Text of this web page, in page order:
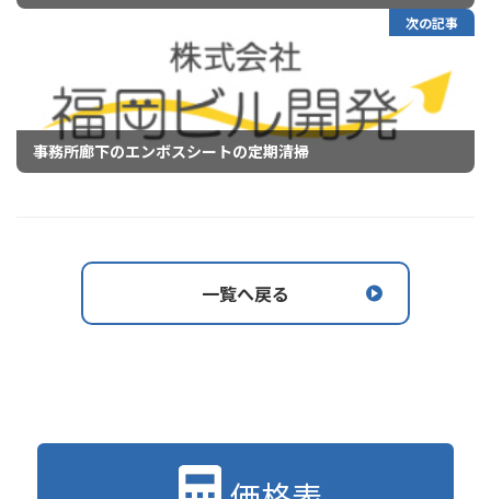
次の記事
事務所廊下のエンボスシートの定期清掃
一覧へ戻る